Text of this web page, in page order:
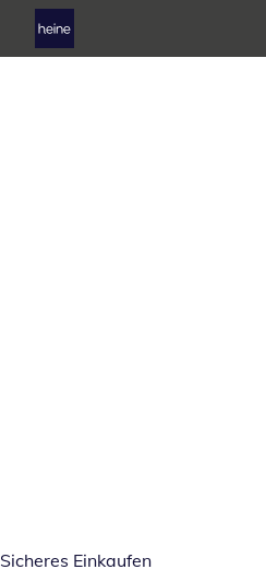
Sicheres Einkaufen